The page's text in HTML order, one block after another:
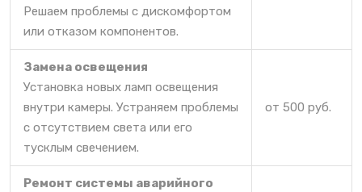
Решаем проблемы с дискомфортом
или отказом компонентов.
Замена освещения
Установка новых ламп освещения
внутри камеры. Устраняем проблемы
с отсутствием света или его
тусклым свечением.
от 500 руб.
Ремонт системы аварийного